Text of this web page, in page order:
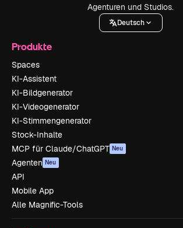
Agenturen und Studios.
Deutsch
Produkte
Spaces
KI-Assistent
KI-Bildgenerator
KI-Videogenerator
KI-Stimmengenerator
Stock-Inhalte
MCP für Claude/ChatGPT Neu
Agenten Neu
API
Mobile App
Alle Magnific-Tools